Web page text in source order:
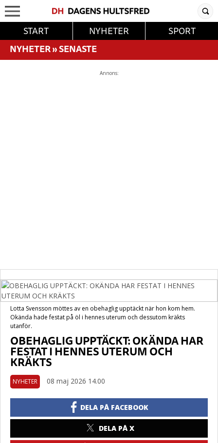
START NYHETER
SPORT
NYHETER»SENASTE
Annons:
Lotta Svensson möttes av en obehaglig upptäckt när hon kom hem.
Okända hade festat på öl i hennes uterum och dessutom kräkts
utanför.
OBEHAGLIG UPPTÄCKT: OKÄNDA HAR
FESTAT I HENNES UTERUM OCH
KRÄKTS
NYHETER 08 maj 2026 14.00
DELA PÅ FACEBOOK
DELA PÅ X